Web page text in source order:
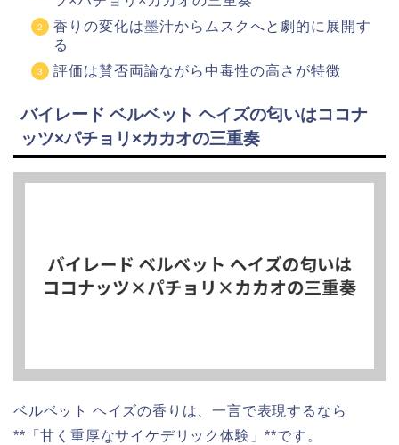
香りの変化は墨汁からムスクへと劇的に展開す
る
評価は賛否両論ながら中毒性の高さが特徴
バイレード ベルベット ヘイズの匂いはココナ
ッツ×パチョリ×カカオの三重奏
ベルベット ヘイズの香りは、一言で表現するなら
**「甘く重厚なサイケデリック体験」**です。